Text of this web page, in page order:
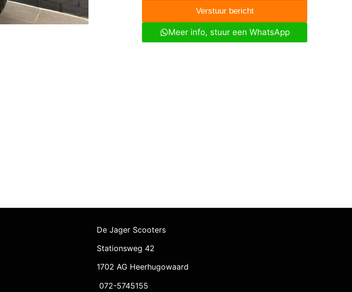
Verstuur bericht
Meer info, stuur een WhatsApp
De Jager Scooters
Stationsweg 42
1702 AG Heerhugowaard
072-5745155